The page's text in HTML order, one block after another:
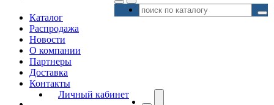
Каталог
Распродажа
Новости
О компании
Партнеры
Доставка
Контакты
Личный кабинет